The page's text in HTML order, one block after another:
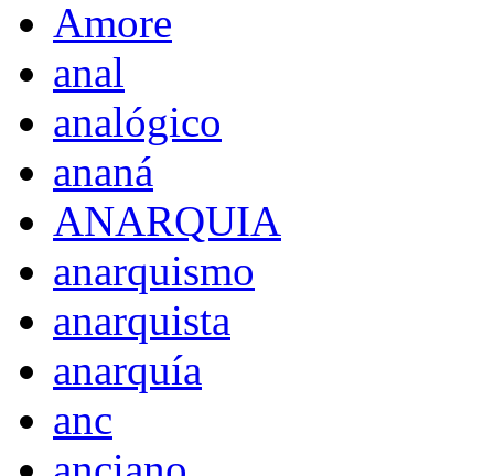
Amore
anal
analógico
ananá
ANARQUIA
anarquismo
anarquista
anarquía
anc